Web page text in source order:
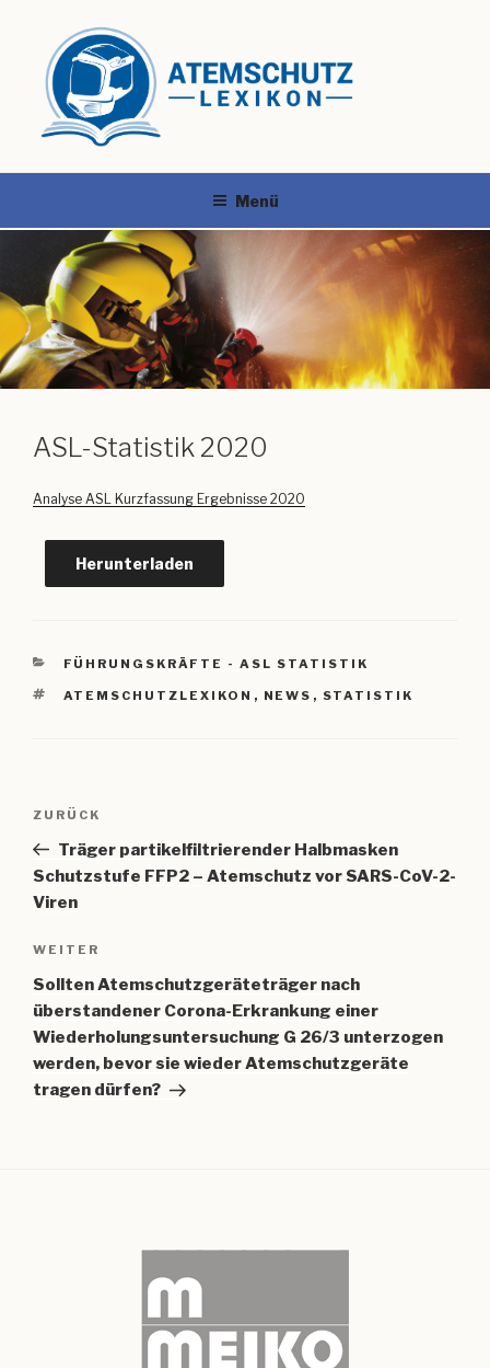
Menü
ASL-Statistik 2020
Analyse ASL Kurzfassung Ergebnisse 2020
Herunterladen
KATEGORIEN
FÜHRUNGSKRÄFTE - ASL STATISTIK
SCHLAGWÖRTER
ATEMSCHUTZLEXIKON , NEWS , STATISTIK
Beitragsnavigation
Vorheriger
Beitrag
ZURÜCK
Träger partikelfiltrierender Halbmasken
Schutzstufe FFP2 – Atemschutz vor SARS-CoV-2-
Viren
Nächster
Beitrag
WEITER
Sollten Atemschutzgeräteträger nach
überstandener Corona-Erkrankung einer
Wiederholungsuntersuchung G 26/3 unterzogen
werden, bevor sie wieder Atemschutzgeräte
tragen dürfen?